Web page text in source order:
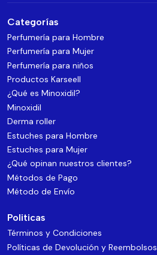
Categorías
Perfumería para Hombre
Perfumería para Mujer
Perfumería para niños
Productos Karseell
¿Qué es Minoxidil?
Minoxidil
Derma roller
Estuches para Hombre
Estuches para Mujer
¿Qué opinan nuestros clientes?
Métodos de Pago
Método de Envío
Politicas
Términos y Condiciones
Políticas de Devolución y Reembolsos